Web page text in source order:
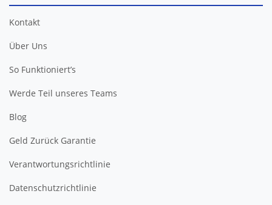
Kontakt
Über Uns
So Funktioniert’s
Werde Teil unseres Teams
Blog
Geld Zurück Garantie
Verantwortungsrichtlinie
Datenschutzrichtlinie